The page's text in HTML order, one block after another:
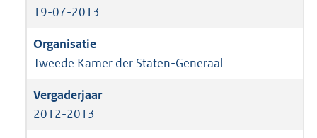
19-07-2013
Tweede Kamer der Staten-Generaal
2012-2013